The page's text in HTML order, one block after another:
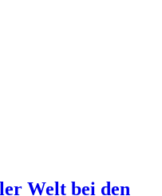
Welt bei den